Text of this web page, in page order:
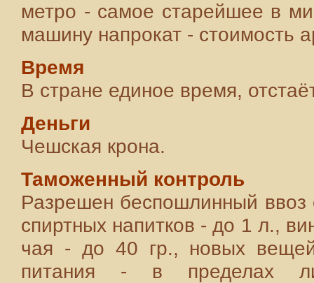
метро - самое старейшее в
машину напрокат - стоимость
Время
В стране единое время,
Деньги
Чешская крона.
Таможенный контроль
Разрешен беспошлинный ввоз
спиртных напитков - до 1 л.,
чая - до 40 гр., новых
питания - в пределах